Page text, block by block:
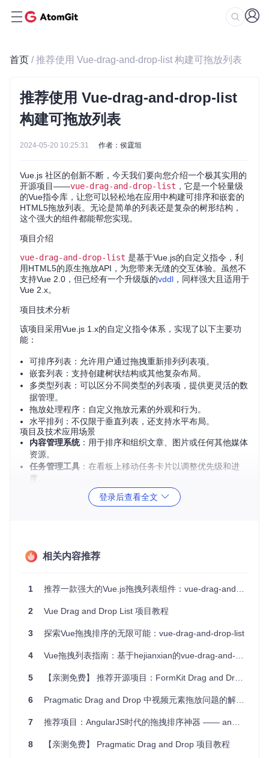
首页 / 推荐使用 Vue-drag-and-drop-list 构建可拖放列表
推荐使用 Vue-drag-and-drop-list
构建可拖放列表
2024-05-20 10:25:31 作者：侯霆垣
Vue.js 社区的创新不断，今天我们要向您介绍一个极其实用的
开源项目——vue-drag-and-drop-list ，它是一个轻量级
的Vue指令库，让您可以轻松地在应用中构建可排序和嵌套的
HTML5拖放列表。无论是简单的列表还是复杂的树形结构，
这个强大的组件都能帮您实现。
项目介绍
vue-drag-and-drop-list 是基于Vue.js的自定义指令，利
用HTML5的原生拖放API，为您带来无缝的交互体验。虽然不
支持Vue 2.0，但已经有一个升级版的vddl ，同样强大且适用于
Vue 2.x。
项目技术分析
该项目采用Vue.js 1.x的自定义指令体系，实现了以下主要功
能：
可排序列表：允许用户通过拖拽重新排列列表项。
嵌套列表：支持创建树状结构或其他复杂布局。
多类型列表：可以区分不同类型的列表项，提供更灵活的数
据管理。
拖放处理程序：自定义拖放元素的外观和行为。
水平排列：不仅限于垂直列表，还支持水平布局。
项目及技术应用场景
内容管理系统：用于排序和组织文章、图片或任何其他媒体
资源。
任务管理工具 ：在看板上移动任务卡片以调整优先级和进
度。
：构建可交互的数据树，便于理解层次关
简单易用：只需引入库并使用自定义指令，即可快速集成到
全面文档
：提供了详细的wiki，涵盖所有指令的使用方法，
方便开发者查阅。
持续开发：活跃的社区维护，保证了项目的生命力和发展潜
装，并按照项目文档中的说明进行配置。记得为你的列表和列
索Vue.js的自定义指令，vue-drag-and-drop-list(或其针
个社区，开始您的拖放之旅吧！
登录后查看全文
相关内容推荐
1 推荐一款强大的Vue.js拖拽列表组件：vue-drag-and-drop-list
2 Vue Drag and Drop List 项目教程
3 探索Vue拖拽排序的无限可能：vue-drag-and-drop-list
4 Vue拖拽列表指南：基于hejianxian的vue-drag-and-drop-list
5 【亲测免费】 推荐开源项目：FormKit Drag and Drop - 简单易用的拖放排序库
6 Pragmatic Drag and Drop 中视频元素拖放问题的解决方案
7 推荐项目：AngularJS时代的拖拽排序神器 —— angular-drag-and-drop-lists
8 【亲测免费】 Pragmatic Drag and Drop 项目教程